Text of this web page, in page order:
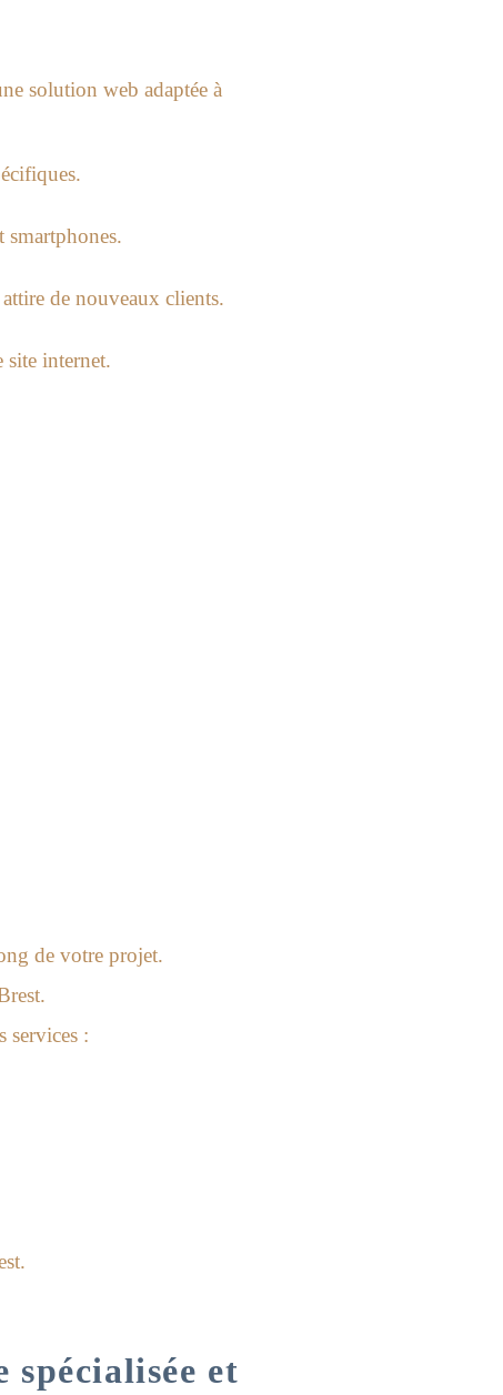
solution web adaptée à
smartphones.
de nouveaux clients.
site internet.
de votre projet.
services :
spécialisée et